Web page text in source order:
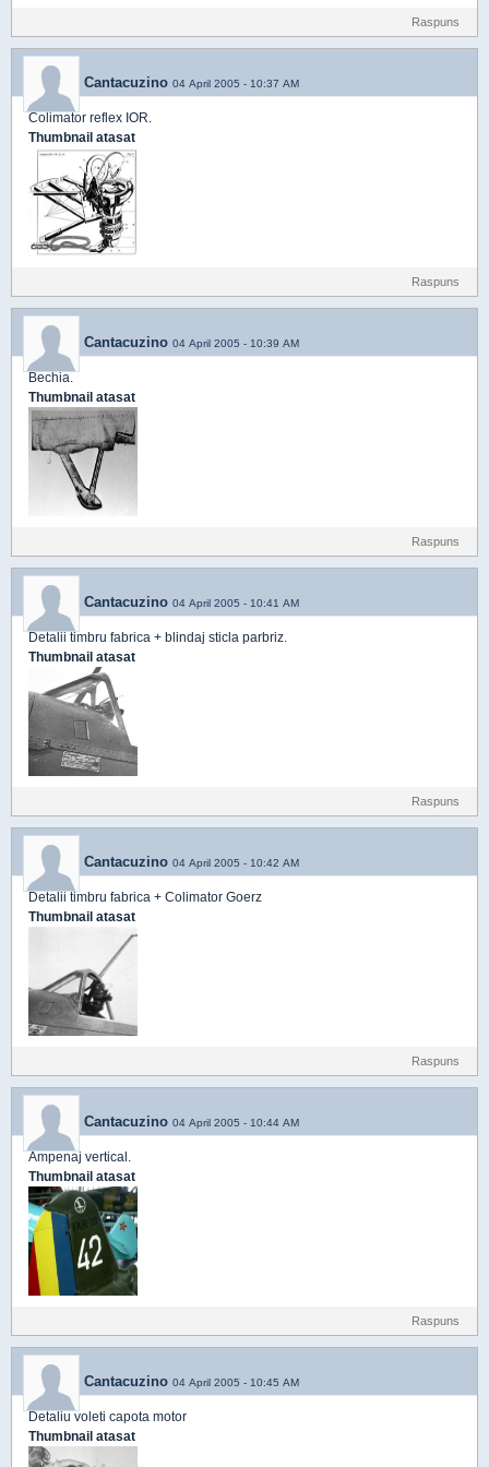
Raspuns
Cantacuzino 04 April 2005 - 10:37 AM
Colimator reflex IOR.
Thumbnail atasat
Raspuns
Cantacuzino 04 April 2005 - 10:39 AM
Bechia.
Thumbnail atasat
Raspuns
Cantacuzino 04 April 2005 - 10:41 AM
Detalii timbru fabrica + blindaj sticla parbriz.
Thumbnail atasat
Raspuns
Cantacuzino 04 April 2005 - 10:42 AM
Detalii timbru fabrica + Colimator Goerz
Thumbnail atasat
Raspuns
Cantacuzino 04 April 2005 - 10:44 AM
Ampenaj vertical.
Thumbnail atasat
Raspuns
Cantacuzino 04 April 2005 - 10:45 AM
Detaliu voleti capota motor
Thumbnail atasat